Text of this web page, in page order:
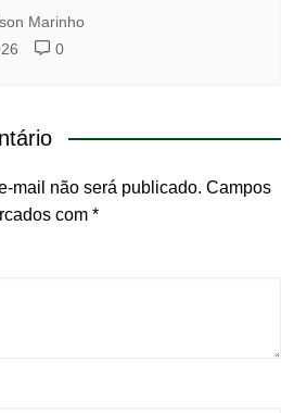
Marinho
0
mail não será publicado. Campos
com *